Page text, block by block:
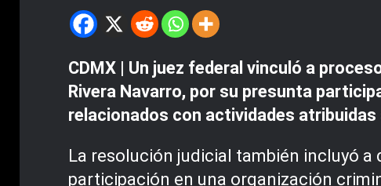
CDMX | Un juez federal vinculó a
Rivera Navarro, por su presunta
relacionados con actividades atribuidas
La resolución judicial también incluyó
participación en una organización